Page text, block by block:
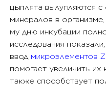
цыплята вылупляются
минералов в
му дню инкубации
исследования
ввод микроэлементов
помогает увеличить
также способствует